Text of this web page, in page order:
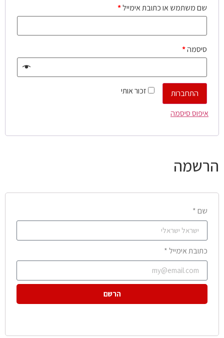
שם משתמש או כתובת אימייל*
סיסמה*
זכור אותי
התחברות
איפוס סיסמה
הרשמה
שם *
כתובת אימייל *
הרשם